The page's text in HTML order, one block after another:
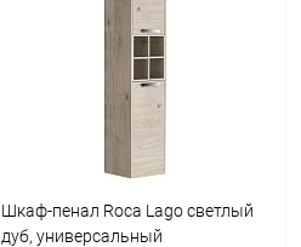
Купить в 1 клик
Шкаф-пенал Roca Lago светлый
дуб, универсальный